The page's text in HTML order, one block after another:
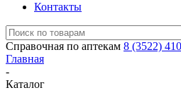
Контакты
Справочная по аптекам 8 (3522)
Главная
-
Каталог